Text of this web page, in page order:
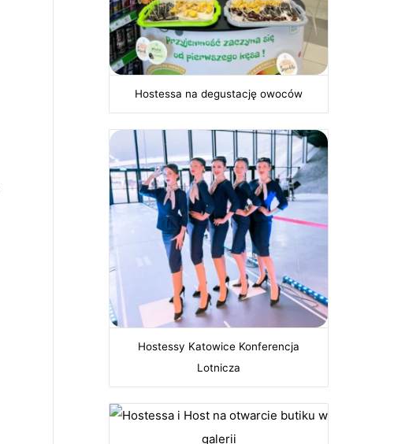
Hostessa na degustację owoców
Hostessy Katowice Konferencja
Lotnicza